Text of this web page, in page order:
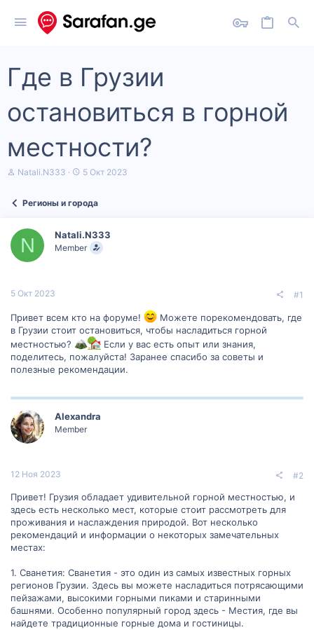
Где в Грузии
остановиться в горной
местности?
А
т
м
ы
Natali.N333
Д
а
ч
а
5 Окт 2023
Регионы и города
N Natali.N333
Member
5 Окт 2023 #1
Привет всем кто на форуме!
Можете порекомендовать, где
в Грузии стоит остановиться, чтобы насладиться горной
местностью?
Если у вас есть опыт или знания,
поделитесь, пожалуйста! Заранее спасибо за советы и
полезные рекомендации.
Alexandra
Member
12 Ноя 2023 #2
Привет! Грузия обладает удивительной горной местностью, и
здесь есть несколько мест, которые стоит рассмотреть для
проживания и наслаждения природой. Вот несколько
рекомендаций и информации о некоторых замечательных
местах:
1. Сванетия: Сванетия - это один из самых известных горных
регионов Грузии. Здесь вы можете насладиться потрясающими
пейзажами, высокими горными пиками и старинными
башнями. Особенно популярный город здесь - Местия, где вы
найдете традиционные горные дома и гостиницы.